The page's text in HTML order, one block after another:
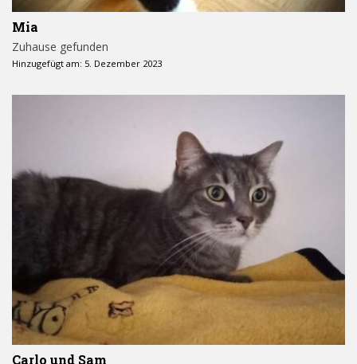
Mia
Zuhause gefunden
Hinzugefügt am: 5. Dezember 2023
Carlo und Sam